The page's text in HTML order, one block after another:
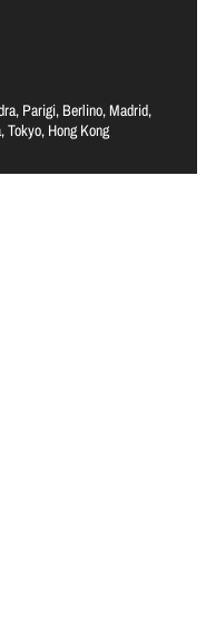
Parigi, Berlino, Madrid,
Tokyo, Hong Kong